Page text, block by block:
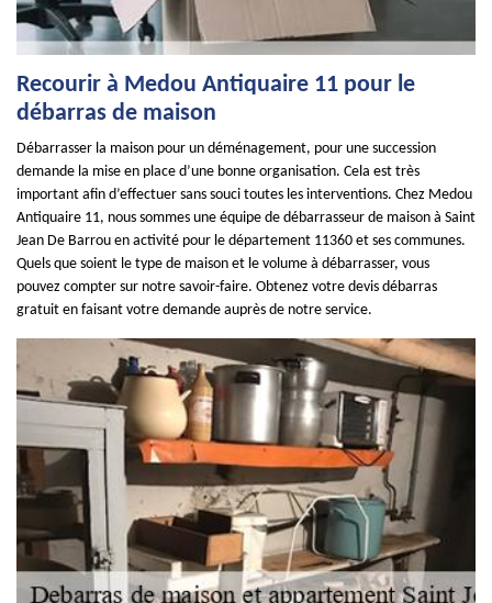
Recourir à Medou Antiquaire 11 pour le
débarras de maison
Débarrasser la maison pour un déménagement, pour une succession
demande la mise en place d’une bonne organisation. Cela est très
important afin d’effectuer sans souci toutes les interventions. Chez Medou
Antiquaire 11, nous sommes une équipe de débarrasseur de maison à Saint
Jean De Barrou en activité pour le département 11360 et ses communes.
Quels que soient le type de maison et le volume à débarrasser, vous
pouvez compter sur notre savoir-faire. Obtenez votre devis débarras
gratuit en faisant votre demande auprès de notre service.